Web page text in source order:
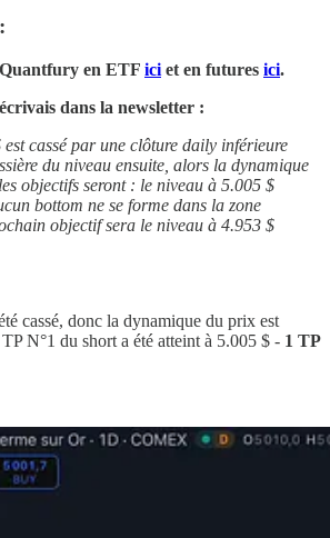
en ETF ici et en futures ici.
dans la newsletter :
cassé par une clôture daily inférieure
du niveau ensuite, alors la dynamique
objectifs seront : le niveau à 5.005 $
bottom ne se forme dans la zone
objectif sera le niveau à 4.953 $
cassé, donc la dynamique du prix est
N°1 du short a été atteint à 5.005 $ - 1 TP